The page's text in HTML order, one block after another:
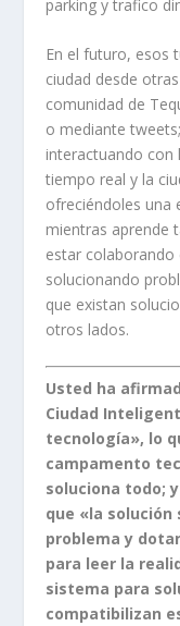
parking y trafico
En el futuro, esos
ciudad desde
comunidad de
o mediante
interactuando con
tiempo real y la
ofreciéndoles una
mientras aprende
estar
solucionando
que existan
otros lados.
Usted ha
Ciudad
tecnología», lo
campamento
soluciona todo;
que «la
problema y
para leer la
sistema para
compatibilizan